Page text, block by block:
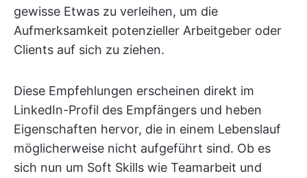
gewisse Etwas zu verleihen, um die
Aufmerksamkeit potenzieller Arbeitgeber oder
Clients auf sich zu ziehen.
Diese Empfehlungen erscheinen direkt im
LinkedIn-Profil des Empfängers und heben
Eigenschaften hervor, die in einem Lebenslauf
möglicherweise nicht aufgeführt sind. Ob es
sich nun um Soft Skills wie Teamarbeit und